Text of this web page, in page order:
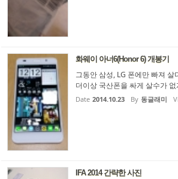
화웨이 아너6(Honor 6) 개봉기
그동안 삼성, LG 폰에만 빠져
더이상 국산폰을 싸게 살수가
외폰으로 눈을 돌려보았습니다.
메모리가 전부 16GB라서 탈락
Date 2014.10.23 By 동글래미
IFA 2014 간략한 사진